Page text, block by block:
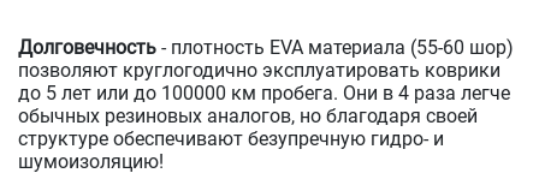
Долговечность - плотность EVA материала (55-60 шор)
позволяют круглогодично эксплуатировать коврики
до 5 лет или до 100000 км пробега. Они в 4 раза легче
обычных резиновых аналогов, но благодаря своей
структуре обеспечивают безупречную гидро- и
шумоизоляцию!